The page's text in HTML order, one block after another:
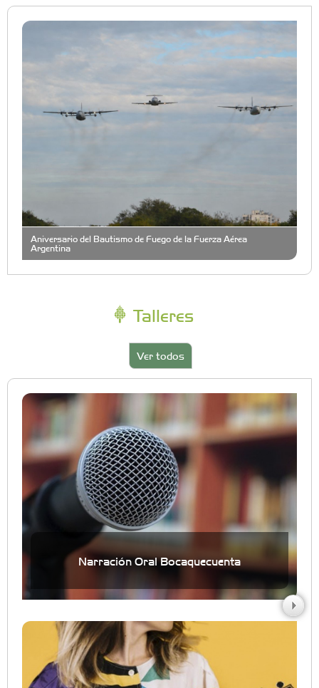
Aniversario del Bautismo de Fuego de la Fuerza Aérea
Argentina
Talleres
Ver todos
Narración Oral Bocaquecuenta